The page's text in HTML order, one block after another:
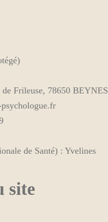
Frileuse, 78650 BEYNES
de Santé) : Yvelines
site